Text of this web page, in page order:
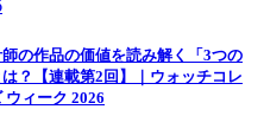
の作品の価値を読み解く「3つの
？【連載第2回】｜ウォッチコレ
ウィーク 2026